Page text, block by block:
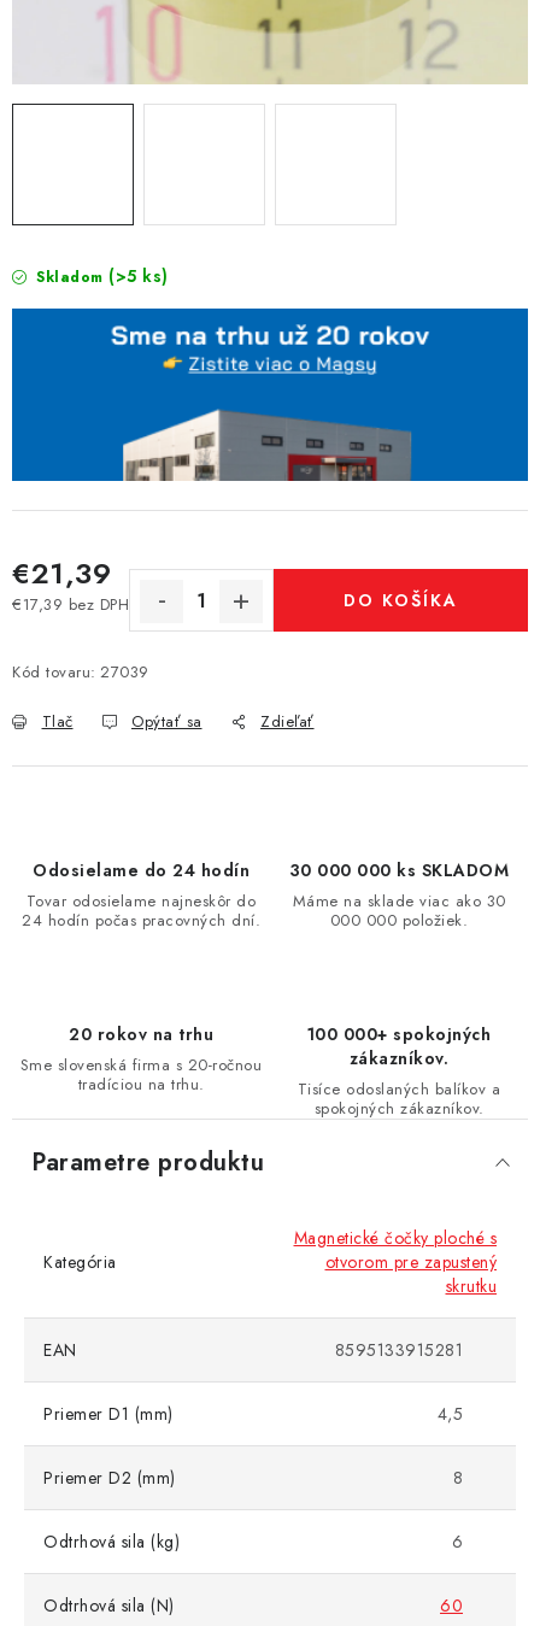
Skladom (>5 ks)
€21,39
€17,39 bez DPH
Jednotková cena:
DO KOŠÍKA
Kód tovaru: 27039
Tlač Opýtať sa Zdieľať
Odosielame do 24 hodín
Tovar odosielame najneskôr do
24 hodín počas pracovných dní.
30 000 000 ks SKLADOM
Máme na sklade viac ako 30
000 000 položiek.
20 rokov na trhu
Sme slovenská firma s 20-ročnou
tradíciou na trhu.
100 000+ spokojných
zákazníkov.
Tisíce odoslaných balíkov a
spokojných zákazníkov.
Parametre produktu
Kategória
Magnetické čočky ploché s
otvorom pre zapustený
skrutku
EAN 8595133915281
Priemer D1 (mm) 4,5
Priemer D2 (mm) 8
Odtrhová sila (kg) 6
Odtrhová sila (N) 60